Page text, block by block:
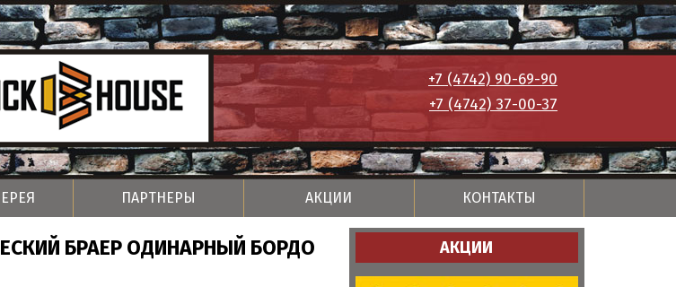
+7 (4742) 90-69-90
+7 (4742) 37-00-37
ПАРТНЕРЫ АКЦИИ КОНТАКТЫ
БРАЕР ОДИНАРНЫЙ БОРДО
АКЦИИ